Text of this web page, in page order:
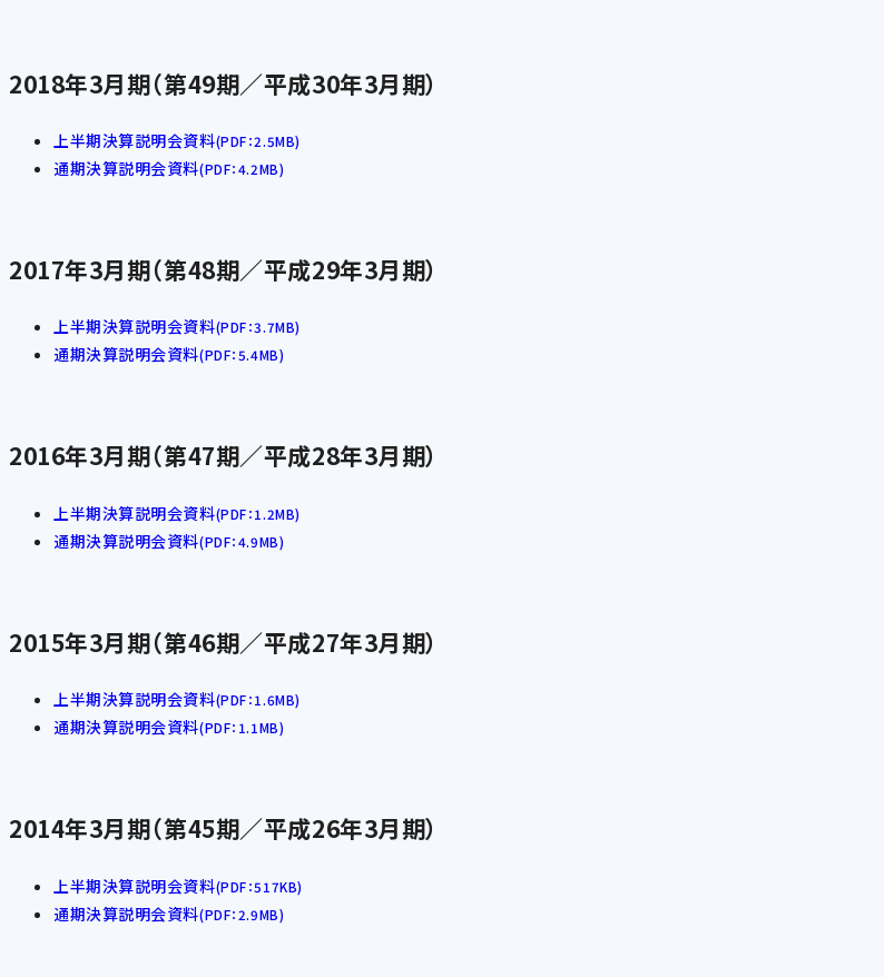
2018年3月期（第49期／平成30年3月期）
上半期決算説明会資料(PDF：2.5MB)
通期決算説明会資料(PDF：4.2MB)
2017年3月期（第48期／平成29年3月期）
上半期決算説明会資料(PDF：3.7MB)
通期決算説明会資料(PDF：5.4MB)
2016年3月期（第47期／平成28年3月期）
上半期決算説明会資料(PDF：1.2MB)
通期決算説明会資料(PDF：4.9MB)
2015年3月期（第46期／平成27年3月期）
上半期決算説明会資料(PDF：1.6MB)
通期決算説明会資料(PDF：1.1MB)
2014年3月期（第45期／平成26年3月期）
上半期決算説明会資料(PDF：517KB)
通期決算説明会資料(PDF：2.9MB)